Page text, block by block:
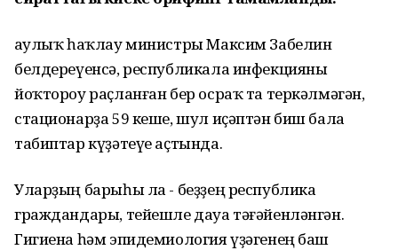
Һаулыҡ һаҡлау министры Максим Забелин
белдереүенсә, республикала инфекцияны
йоҡтороу раҫланған бер осраҡ та теркәлмәгән,
стационарҙа 59 кеше, шул иҫәптән биш бала
табиптар күҙәтеүе аҫтында.
Уларҙың барыһы ла - беҙҙең республика
граждандары, тейешле дауа тәғәйенләнгән.
Гигиена һәм эпидемиология үҙәгенең баш